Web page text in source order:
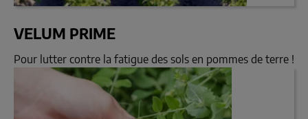
VELUM PRIME
Pour lutter contre la fatigue des sols en pommes de terre !